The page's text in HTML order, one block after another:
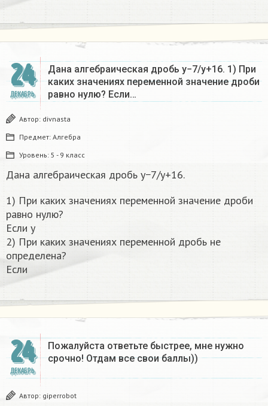
24
ДЕКАБРЬ
Дана алгебраическая дробь y−7/y+16. 1) При
каких значениях переменной значение дроби
равно нулю? Если…
Автор: divnasta
Предмет: Алгебра
Уровень: 5 - 9 класс
Дана алгебраическая дробь y−7/y+16.
1) При каких значениях переменной значение дроби
равно нулю?
Если y
2) При каких значениях переменной дробь не
определена?
Если
24
ДЕКАБРЬ
Пожалуйста ответьте быстрее, мне нужно
срочно! Отдам все свои баллы))
Автор: giperrobot